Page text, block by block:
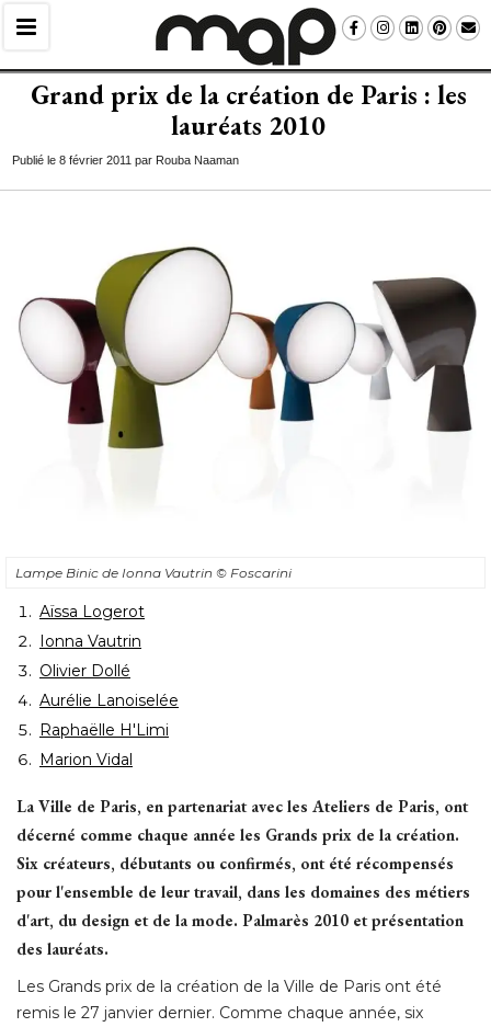
Grand prix de la création de Paris : les
lauréats 2010
Publié le 8 février 2011 par Rouba Naaman
Lampe Binic de Ionna Vautrin © Foscarini
Aïssa Logerot
Ionna Vautrin
Olivier Dollé
Aurélie Lanoiselée
Raphaëlle H'Limi
Marion Vidal
La Ville de Paris, en partenariat avec les Ateliers de Paris, ont
décerné comme chaque année les Grands prix de la création.
Six créateurs, débutants ou confirmés, ont été récompensés
pour l'ensemble de leur travail, dans les domaines des métiers
d'art, du design et de la mode. Palmarès 2010 et présentation
des lauréats.
Les Grands prix de la création de la Ville de Paris ont été
remis le 27 janvier dernier. Comme chaque année, six